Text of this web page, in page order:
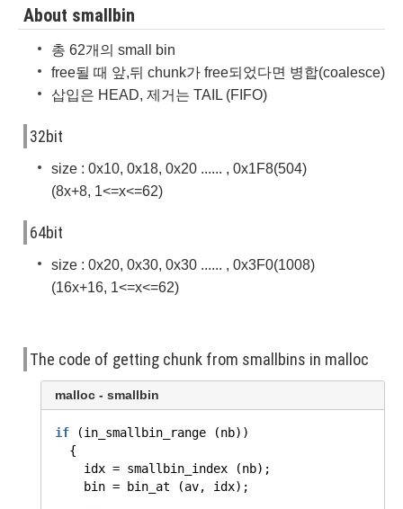
About smallbin
총 62개의 small bin
free될 때 앞,뒤 chunk가 free되었다면 병합(coalesce)
삽입은 HEAD, 제거는 TAIL (FIFO)
32bit
size : 0x10, 0x18, 0x20 ...... , 0x1F8(504)
(8x+8, 1<=x<=62)
64bit
size : 0x20, 0x30, 0x30 ...... , 0x3F0(1008)
(16x+16, 1<=x<=62)
The code of getting chunk from smallbins in malloc
malloc - smallbin
if
(in_smallbin_range (nb))
{
idx = smallbin_index (nb);
bin = bin_at (av, idx);